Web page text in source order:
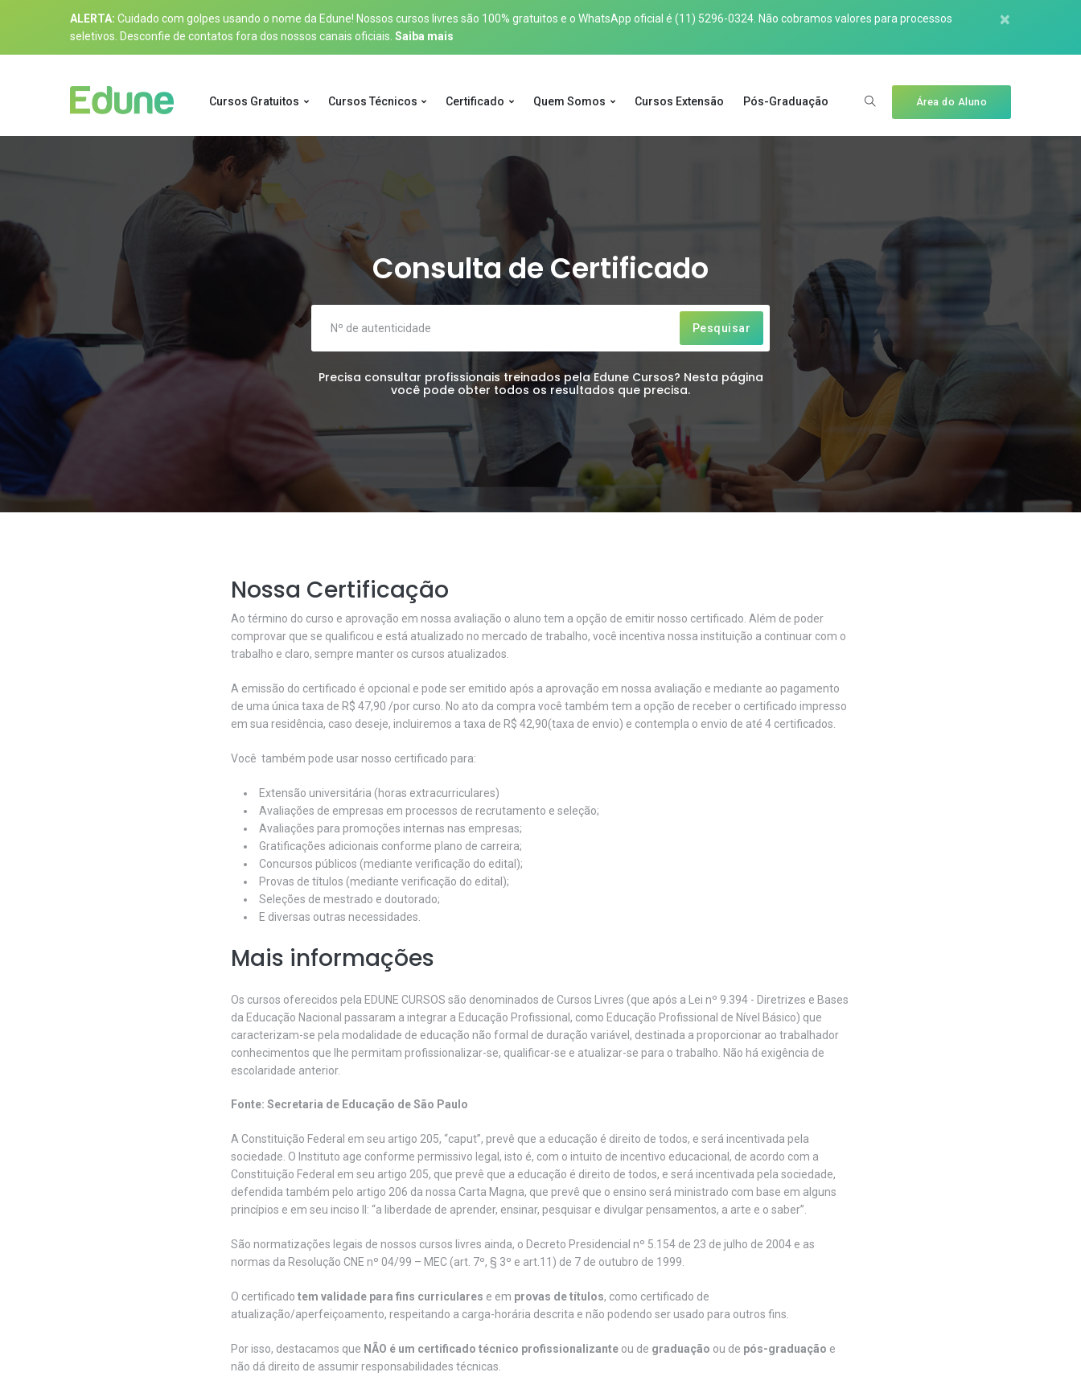
ALERTA: Cuidado com golpes usando o nome da Edune! Nossos cursos livres são 100% gratuitos e o WhatsApp oficial é (11) 5296-0324 . Não cobramos valores para processos
seletivos. Desconfie de contatos fora dos nossos canais oficiais. Saiba mais
×
Cursos Gratuitos Cursos Técnicos Certificado Quem Somos Cursos Extensão Pós-Graduação Área do Aluno
Consulta de Certificado
Pesquisar
Precisa consultar profissionais treinados pela Edune Cursos? Nesta página
você pode obter todos os resultados que precisa.
Nossa Certificação
Ao término do curso e aprovação em nossa avaliação o aluno tem a opção de emitir nosso certificado. Além de poder
comprovar que se qualificou e está atualizado no mercado de trabalho, você incentiva nossa instituição a continuar com o
trabalho e claro, sempre manter os cursos atualizados.
A emissão do certificado é opcional e pode ser emitido após a aprovação em nossa avaliação e mediante ao pagamento
de uma única taxa de R$ 47,90 /por curso. No ato da compra você também tem a opção de receber o certificado impresso
em sua residência, caso deseje, incluiremos a taxa de R$ 42,90(taxa de envio) e contempla o envio de até 4 certificados.
Você também pode usar nosso certificado para:
Extensão universitária (horas extracurriculares)
Avaliações de empresas em processos de recrutamento e seleção;
Avaliações para promoções internas nas empresas;
Gratificações adicionais conforme plano de carreira;
Concursos públicos (mediante verificação do edital);
Provas de títulos (mediante verificação do edital);
Seleções de mestrado e doutorado;
E diversas outras necessidades.
Mais informações
Os cursos oferecidos pela EDUNE CURSOS são denominados de Cursos Livres (que após a Lei nº 9.394 - Diretrizes e Bases
da Educação Nacional passaram a integrar a Educação Profissional, como Educação Profissional de Nível Básico) que
caracterizam-se pela modalidade de educação não formal de duração variável, destinada a proporcionar ao trabalhador
conhecimentos que lhe permitam profissionalizar-se, qualificar-se e atualizar-se para o trabalho. Não há exigência de
escolaridade anterior.
Fonte: Secretaria de Educação de São Paulo
A Constituição Federal em seu artigo 205, “caput”, prevê que a educação é direito de todos, e será incentivada pela
sociedade. O Instituto age conforme permissivo legal, isto é, com o intuito de incentivo educacional, de acordo com a
Constituição Federal em seu artigo 205, que prevê que a educação é direito de todos, e será incentivada pela sociedade,
defendida também pelo artigo 206 da nossa Carta Magna, que prevê que o ensino será ministrado com base em alguns
princípios e em seu inciso II: “a liberdade de aprender, ensinar, pesquisar e divulgar pensamentos, a arte e o saber”.
São normatizações legais de nossos cursos livres ainda, o Decreto Presidencial nº 5.154 de 23 de julho de 2004 e as
normas da Resolução CNE nº 04/99 – MEC (art. 7º, § 3º e art.11) de 7 de outubro de 1999.
O certificado tem validade para fins curriculares e em provas de títulos, como certificado de
atualização/aperfeiçoamento, respeitando a carga-horária descrita e não podendo ser usado para outros fins.
Por isso, destacamos que NÃO é um certificado técnico profissionalizante ou de graduação ou de pós-graduação e
não dá direito de assumir responsabilidades técnicas.